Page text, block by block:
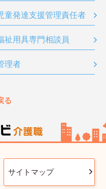
童発達支援管理責任者
祉用具専門相談員
理者
る
サイトマップ